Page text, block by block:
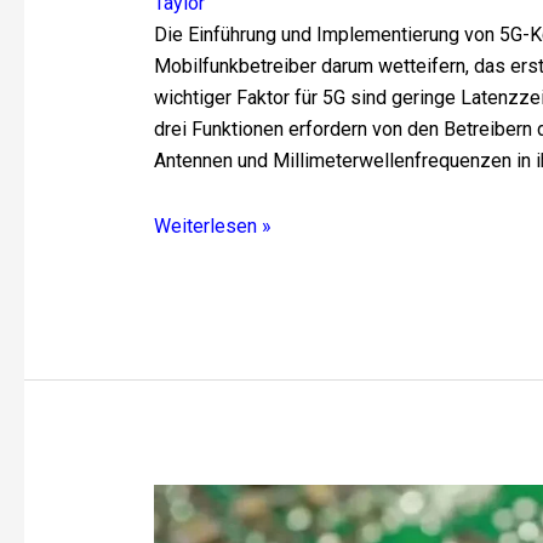
Die Einführung und Implementierung von 5G-
Mobilfunkbetreiber darum wetteifern, das
wichtiger Faktor für 5G sind geringe
drei Funktionen erfordern von den Betreibern
Antennen und Millimeterwellenfrequenzen in
Weiterlesen »
RF-
Schaltungen